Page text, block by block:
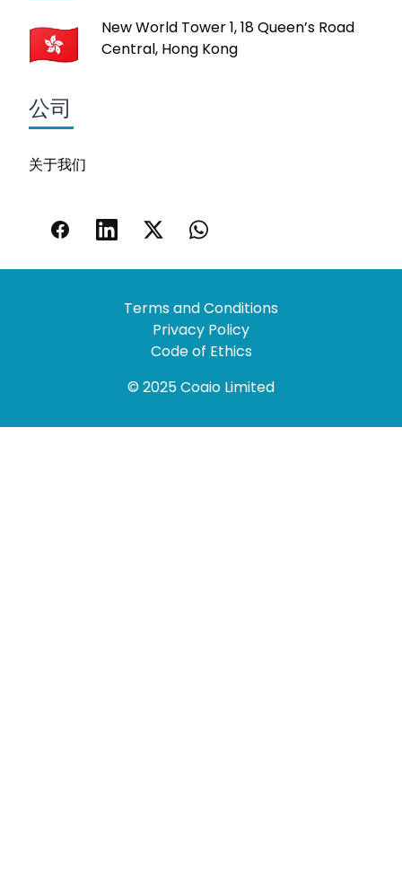
New World Tower 1, 18 Queen’s Road
Central, Hong Kong
公司
关于我们
Terms and Conditions
Privacy Policy
Code of Ethics
© 2025 Coaio Limited